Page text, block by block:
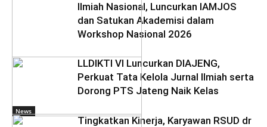
News
Ilmiah Nasional, Luncurkan IAMJOS
dan Satukan Akademisi dalam
Workshop Nasional 2026
LLDIKTI VI Luncurkan DIAJENG,
Perkuat Tata Kelola Jurnal Ilmiah serta
Dorong PTS Jateng Naik Kelas
Tingkatkan Kinerja, Karyawan RSUD dr